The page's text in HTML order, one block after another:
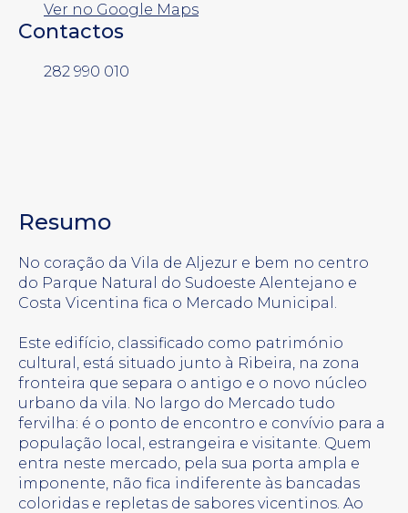
Ver no Google Maps
Contactos
282 990 010
Resumo
No coração da Vila de Aljezur e bem no centro
do Parque Natural do Sudoeste Alentejano e
Costa Vicentina fica o Mercado Municipal.
Este edifício, classificado como património
cultural, está situado junto à Ribeira, na zona
fronteira que separa o antigo e o novo núcleo
urbano da vila. No largo do Mercado tudo
fervilha: é o ponto de encontro e convívio para a
população local, estrangeira e visitante. Quem
entra neste mercado, pela sua porta ampla e
imponente, não fica indiferente às bancadas
coloridas e repletas de sabores vicentinos. Ao